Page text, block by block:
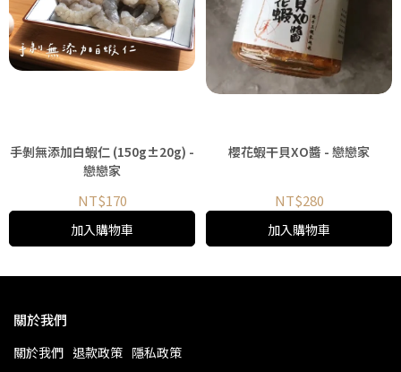
手剝無添加白蝦仁 (150g±20g) -
戀戀家
NT$170
加入購物車
櫻花蝦干貝XO醬 - 戀戀家
NT$280
加入購物車
關於我們
關於我們 退款政策 隱私政策